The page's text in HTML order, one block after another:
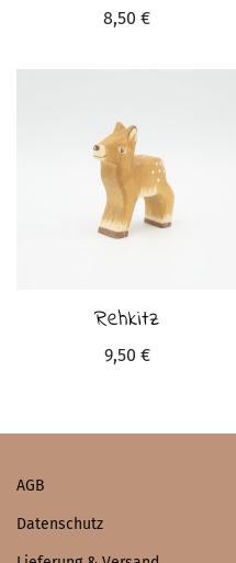
8,50 €
Rehkitz
9,50 €
AGB
Datenschutz